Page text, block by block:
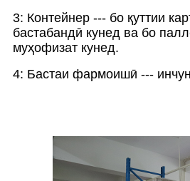
3: Контейнер --- бо қуттии
бастабандӣ кунед ва бо
муҳофизат кунед.
4: Бастаи фармоишӣ ---